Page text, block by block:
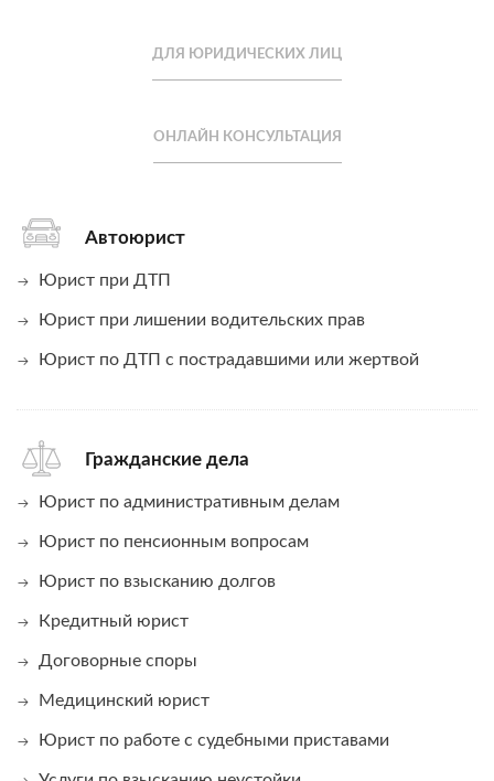
ДЛЯ ЮРИДИЧЕСКИХ ЛИЦ
ОНЛАЙН КОНСУЛЬТАЦИЯ
Автоюрист
Юрист при ДТП
Юрист при лишении водительских прав
Юрист по ДТП с пострадавшими или жертвой
Гражданские дела
Юрист по административным делам
Юрист по пенсионным вопросам
Юрист по взысканию долгов
Кредитный юрист
Договорные споры
Медицинский юрист
Юрист по работе с судебными приставами